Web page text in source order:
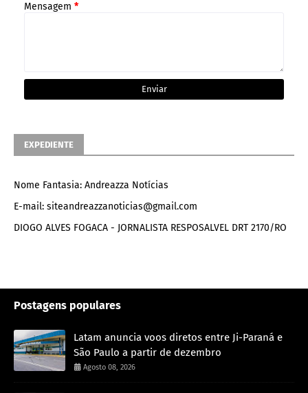
Mensagem *
EXPEDIENTE
Nome Fantasia: Andreazza Notícias
E-mail: siteandreazzanoticias@gmail.com
DIOGO ALVES FOGACA - JORNALISTA RESPOSALVEL DRT 2170/RO
Postagens populares
Latam anuncia voos diretos entre Ji-Paraná e
São Paulo a partir de dezembro
Agosto 08, 2026